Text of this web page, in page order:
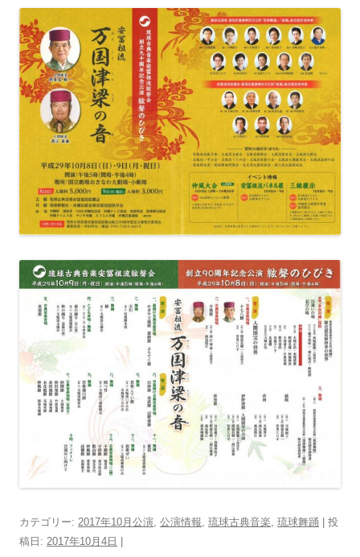
カテゴリー: 2017年10月公演 公演情報 琉球古典音楽 琉球舞踊 | 投
稿日: 2017年10月4日